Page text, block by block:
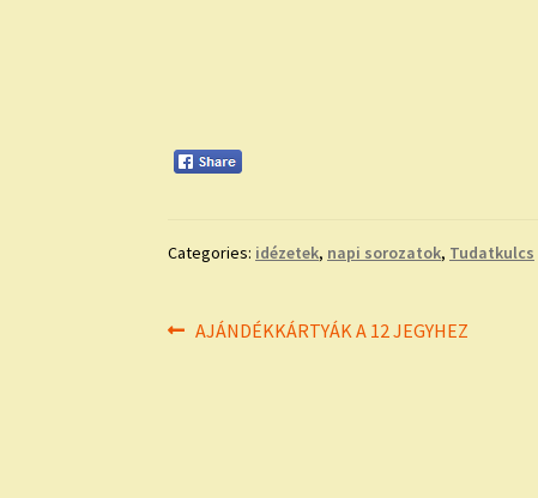
Categories: idézetek, napi sorozatok, Tudatkulcs
Bejegyzés
Previous
AJÁNDÉKKÁRTYÁK A 12 JEGYHEZ